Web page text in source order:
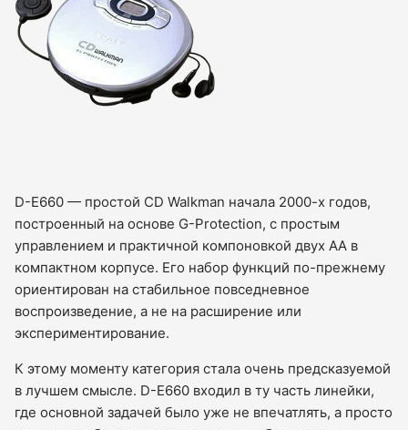
D-E660 — простой CD Walkman начала 2000-х годов,
построенный на основе G-Protection, с простым
управлением и практичной компоновкой двух AA в
компактном корпусе. Его набор функций по-прежнему
ориентирован на стабильное повседневное
воспроизведение, а не на расширение или
экспериментирование.
К этому моменту категория стала очень предсказуемой
в лучшем смысле. D-E660 входил в ту часть линейки,
где основной задачей было уже не впечатлять, а просто